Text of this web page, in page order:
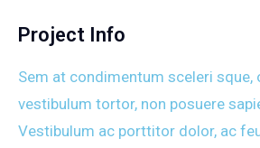
Project Info
Sem at condimentum sceleri sque,
vestibulum tortor, non posuere
Vestibulum ac porttitor dolor, ac